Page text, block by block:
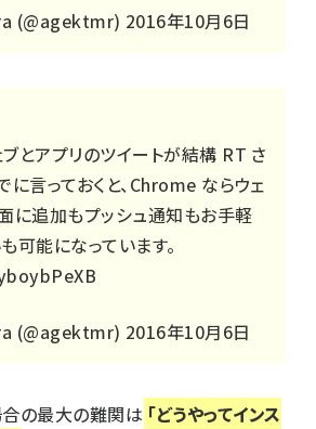
(@agektmr) 2016年10月6日
とアプリのツイートが結構 RT さ
に言っておくと、Chrome ならウェ
に追加もプッシュ通知もお手軽
可能になっています。
(@agektmr) 2016年10月6日
の最大の難関は 「どうやってインス